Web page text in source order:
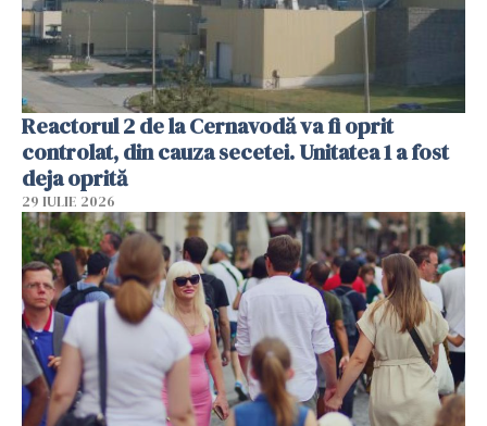
Reactorul 2 de la Cernavodă va fi oprit
controlat, din cauza secetei. Unitatea 1 a fost
deja oprită
29 IULIE 2026